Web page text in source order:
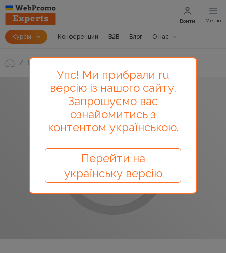
Курсы Конференции B2B Блог О нас
Войти Меню
Блог
Упс! Ми прибрали ru
версію із нашого сайту.
Запрошуємо вас
ознайомитись з
контентом українською.
Перейти на
українську версію